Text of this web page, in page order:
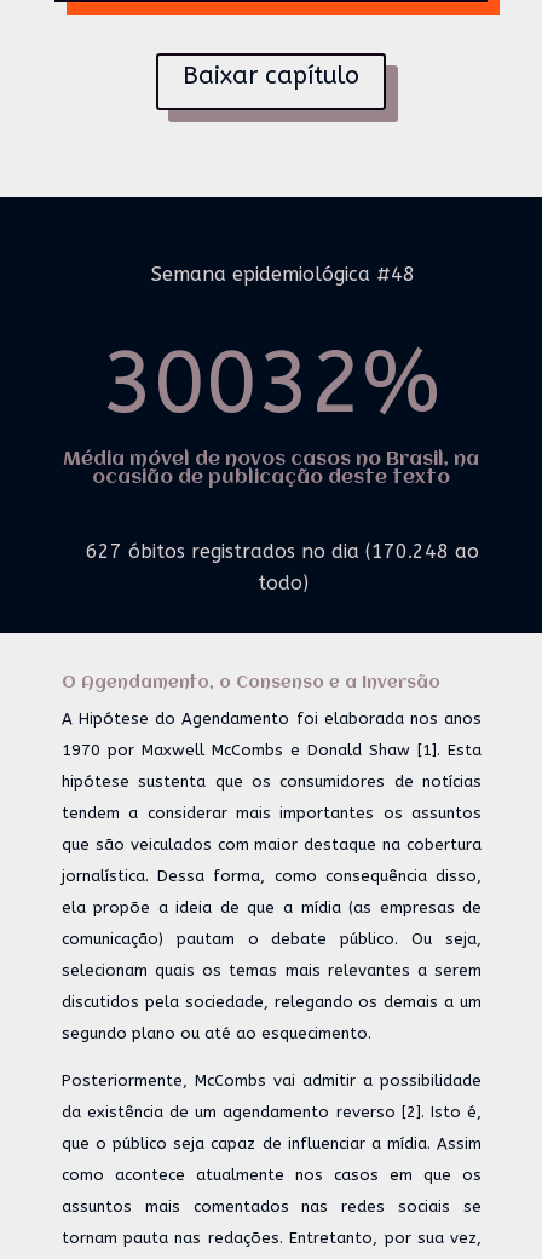
Baixar capítulo
Semana epidemiológica #48
30032%
Média móvel de novos casos no Brasil, na
ocasião de publicação deste texto
627 óbitos registrados no dia (170.248 ao
todo)
O Agendamento, o Consenso e a Inversão
A Hipótese do Agendamento foi elaborada nos anos
1970 por Maxwell McCombs e Donald Shaw [1]. Esta
hipótese sustenta que os consumidores de notícias
tendem a considerar mais importantes os assuntos
que são veiculados com maior destaque na cobertura
jornalística. Dessa forma, como consequência disso,
ela propõe a ideia de que a mídia (as empresas de
comunicação) pautam o debate público. Ou seja,
selecionam quais os temas mais relevantes a serem
discutidos pela sociedade, relegando os demais a um
segundo plano ou até ao esquecimento.
Posteriormente, McCombs vai admitir a possibilidade
da existência de um agendamento reverso [2]. Isto é,
que o público seja capaz de influenciar a mídia. Assim
como acontece atualmente nos casos em que os
assuntos mais comentados nas redes sociais se
tornam pauta nas redações. Entretanto, por sua vez,